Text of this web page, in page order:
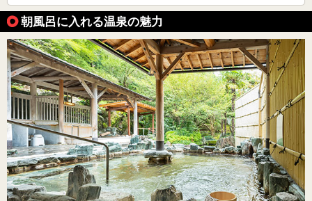
朝風呂に入れる温泉の魅力